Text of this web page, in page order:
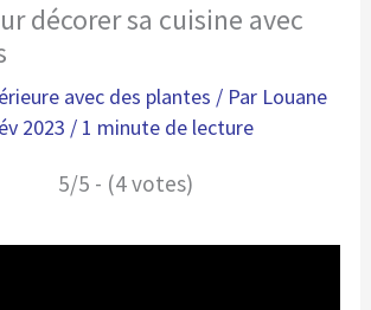
décorer sa cuisine avec
avec des plantes / Par Louane
2023 / 1 minute de lecture
5/5 - (4 votes)